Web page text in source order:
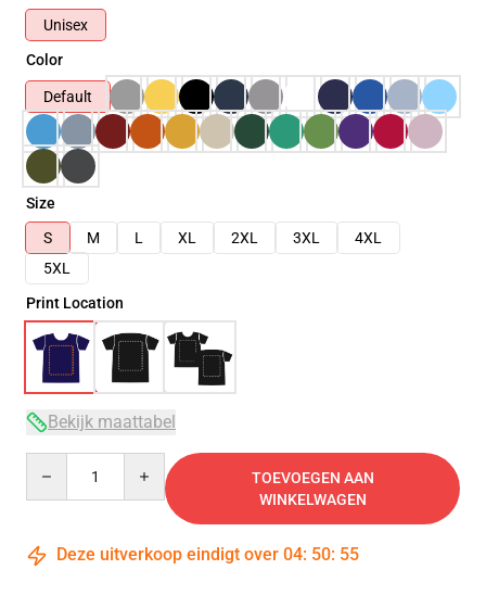
Unisex
Color
Default
Size
S
M L XL 2XL 3XL
4XL
5XL
Print Location
Bekijk maattabel
TOEVOEGEN AAN
WINKELWAGEN
Deze uitverkoop eindigt over 04: 50: 54